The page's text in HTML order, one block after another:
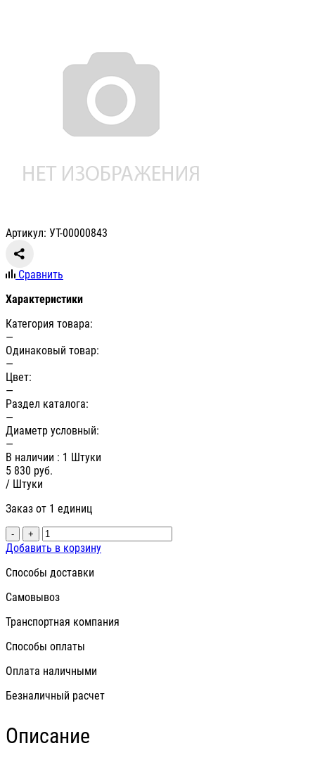
Артикул: УТ-00000843
Сравнить
Характеристики
Категория товара:
—
Одинаковый товар:
—
Цвет:
—
Раздел каталога:
—
Диаметр условный:
—
В наличии : 1 Штуки
5 830 руб.
/ Штуки
Заказ от 1 единиц
- +
Добавить в корзину
Способы доставки
Самовывоз
Транспортная компания
Способы оплаты
Оплата наличными
Безналичный расчет
Описание